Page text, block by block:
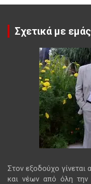
Σχετικά με εμάς
Στον εξοδούχο
και νέων από όλη την